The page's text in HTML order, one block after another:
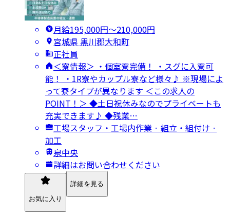
月給195,000円〜210,000円
宮城県 黒川郡大和町
正社員
＜寮情報＞ ・個室寮完備！ ・スグに入寮可
能！ ・1R寮やカップル寮など様々♪ ※現場によ
って寮タイプが異なります ＜この求人の
POINT！＞ ◆土日祝休みなのでプライベートも
充実できます♪ ◆残業…
工場スタッフ・工場内作業 · 組立・組付け ·
加工
泉中央
詳細はお問い合わせください
お気に入り
詳細を見る